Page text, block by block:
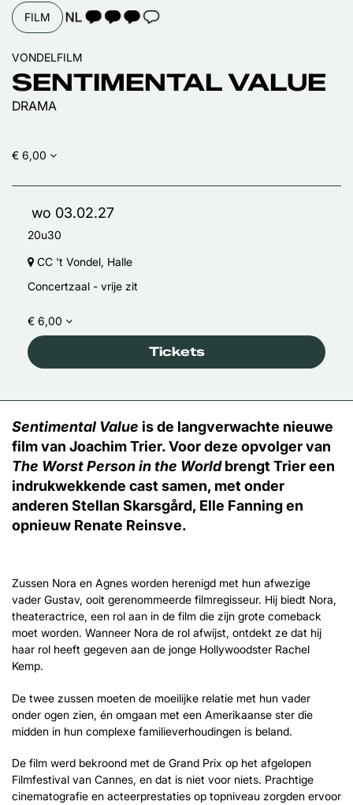
FILM TAALICOON 3
SENTIMENTAL VALUE
DRAMA
VONDELFILM
€ 6,00
wo 03.02.27
20u30
CC 't Vondel, Halle
Concertzaal - vrije zit
€ 6,00
Tickets
Sentimental Value is de langverwachte nieuwe
film van Joachim Trier. Voor deze opvolger van
The Worst Person in the Worldbrengt Trier een
indrukwekkende cast samen, met onder
anderen Stellan Skarsgård, Elle Fanning en
opnieuw Renate Reinsve.
Zussen Nora en Agnes worden herenigd met hun afwezige
vader Gustav, ooit gerenommeerde filmregisseur. Hij biedt Nora,
theateractrice, een rol aan in de film die zijn grote comeback
moet worden. Wanneer Nora de rol afwijst, ontdekt ze dat hij
haar rol heeft gegeven aan de jonge Hollywoodster Rachel
Kemp.
De twee zussen moeten de moeilijke relatie met hun vader
onder ogen zien, én omgaan met een Amerikaanse ster die
midden in hun complexe familieverhoudingen is beland.
De film werd bekroond met de Grand Prix op het afgelopen
Filmfestival van Cannes, en dat is niet voor niets. Prachtige
cinematografie en acteerprestaties op topniveau zorgden ervoor